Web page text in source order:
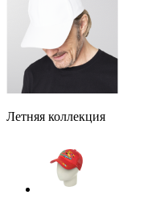
Летняя коллекция